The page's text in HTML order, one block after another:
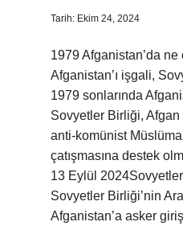
Tarih: Ekim 24, 2024
1979 Afganistan’da
Afganistan’ı işgali,
1979 sonlarında
Sovyetler Birliği,
anti-komünist
çatışmasına destek
13 Eylül
Sovyetler Birliği’nin
Afganistan’a asker